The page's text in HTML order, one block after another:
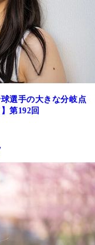
選手の大きな分岐点
第192回